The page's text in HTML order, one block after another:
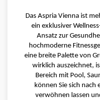
Das Aspria Vienna ist
ein exklusiver
Ansatz zur
hochmoderne
eine breite Palette von
wirklich auszeichnet,
Bereich mit Pool,
können Sie sich nach
verwöhnen lassen